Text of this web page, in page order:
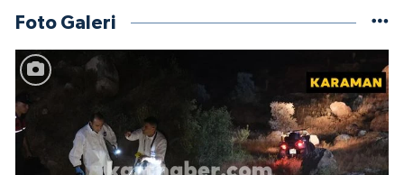
Foto Galeri